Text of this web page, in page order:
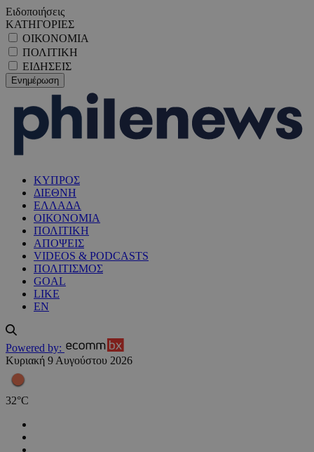
Ειδοποιήσεις
ΚΑΤΗΓΟΡΙΕΣ
ΟΙΚΟΝΟΜΙΑ
ΠΟΛΙΤΙΚΗ
ΕΙΔΗΣΕΙΣ
ΚΥΠΡΟΣ
ΔΙΕΘΝΗ
ΕΛΛΑΔΑ
ΟΙΚΟΝΟΜΙΑ
ΠΟΛΙΤΙΚΗ
ΑΠΟΨΕΙΣ
VIDEOS & PODCASTS
ΠΟΛΙΤΙΣΜΟΣ
GOAL
LIKE
EN
Powered by:
Κυριακή 9 Αυγούστου 2026
32°C